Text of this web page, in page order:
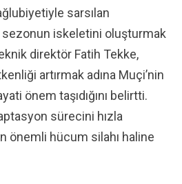
sarsılan
iskeletini oluşturmak
direktör Fatih Tekke,
artırmak adına Muçi’nin
önem taşıdığını belirtti.
sürecini hızla
önemli hücum silahı haline